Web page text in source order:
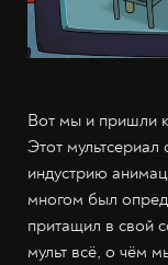
Вот мы и пришли
Этот мультсериал
индустрию
многом был
притащил в свой
мульт всё, о чём